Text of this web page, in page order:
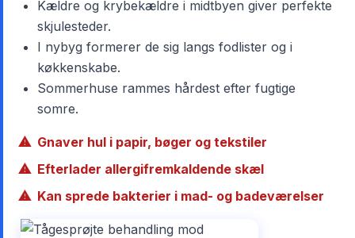
Kældre og krybekældre i midtbyen giver perfekte
skjulesteder.
I nybyg formerer de sig langs fodlister og i
køkkenskabe.
Sommerhuse rammes hårdest efter fugtige
somre.
Gnaver hul i papir, bøger og tekstiler
Efterlader allergifremkaldende skæl
Kan sprede bakterier i mad- og badeværelser